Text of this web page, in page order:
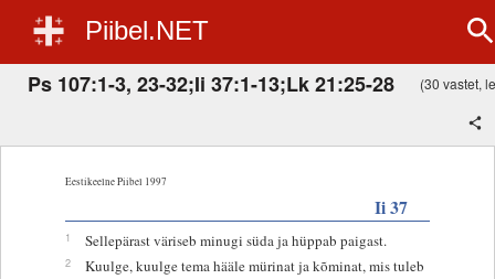
Piibel.NET
Ps 107:1-3, 23-32;Ii 37:1-13;Lk 21:25-28 (30 vastet,
Eestikeelne Piibel 1997
Ii 37
1 Sellepärast väriseb minugi süda ja hüppab paigast.
2
Kuulge, kuulge tema hääle mürinat ja kõminat, mis tuleb